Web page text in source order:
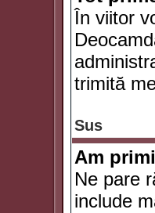
În viitor
trimită
Sus
Am
Ne pare
include